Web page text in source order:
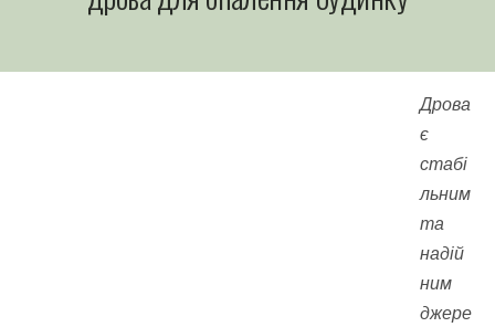
Дрова
є
стабі
льним
та
надій
ним
джере